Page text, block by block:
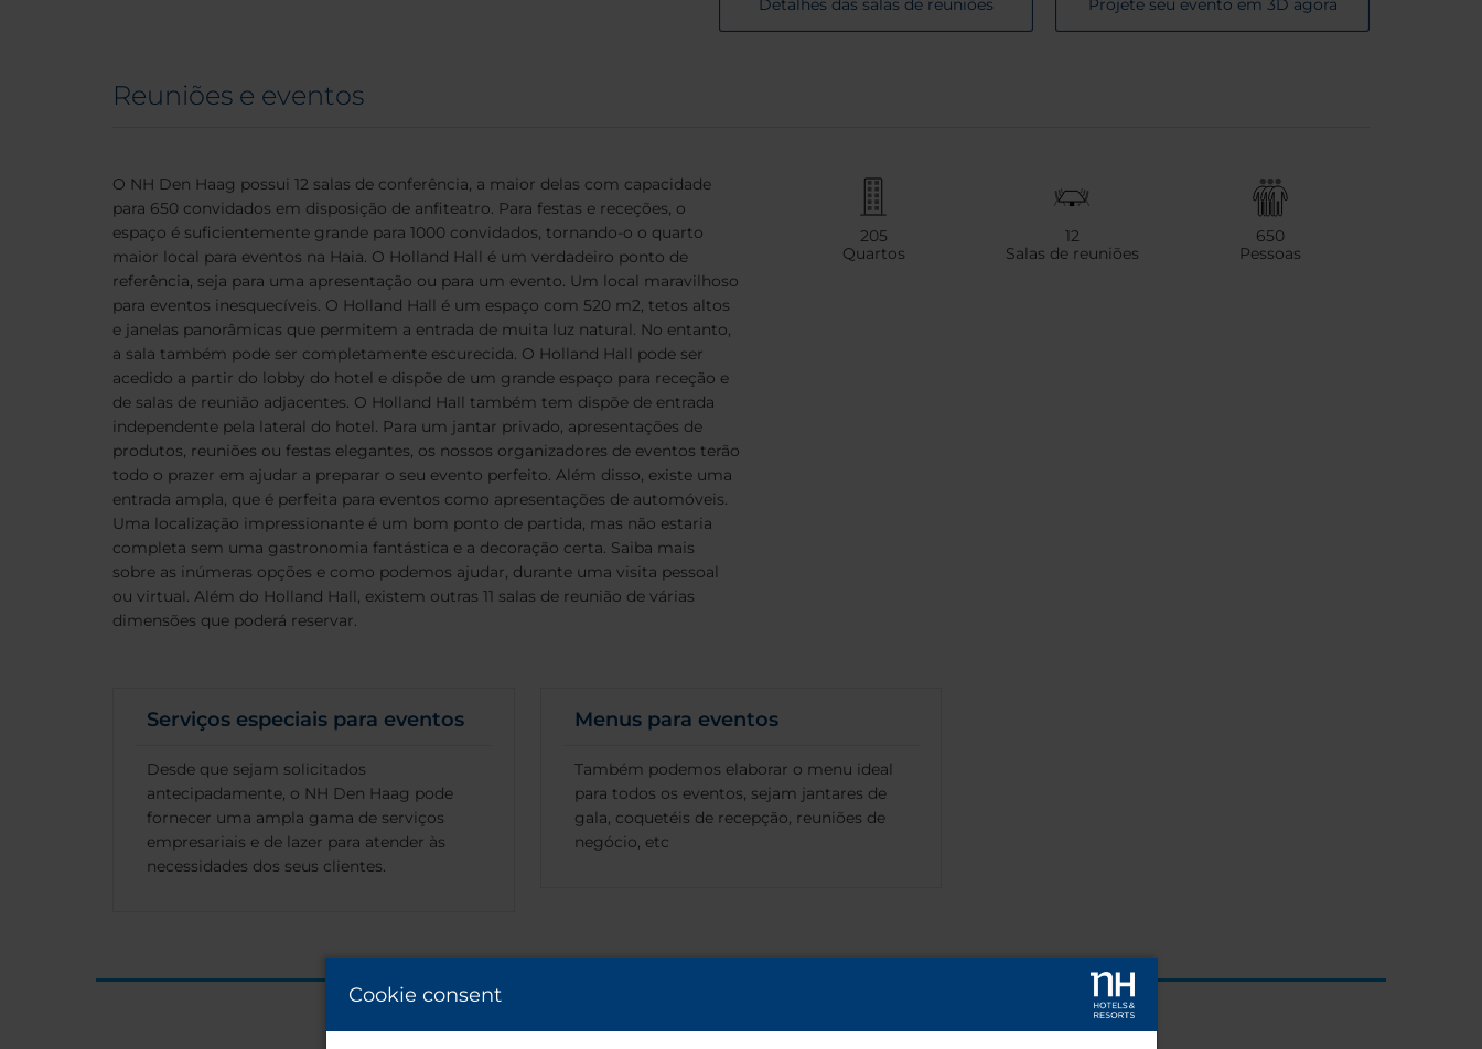
Detalhes das salas de reuniões Projete seu evento em 3D agora
Reuniões e eventos
O NH Den Haag possui 12 salas de conferência, a maior delas com capacidade
para 650 convidados em disposição de anfiteatro. Para festas e receções, o
espaço é suficientemente grande para 1000 convidados, tornando-o o quarto
maior local para eventos na Haia. O Holland Hall é um verdadeiro ponto de
referência, seja para uma apresentação ou para um evento. Um local maravilhoso
para eventos inesquecíveis. O Holland Hall é um espaço com 520 m2, tetos altos
e janelas panorâmicas que permitem a entrada de muita luz natural. No entanto,
a sala também pode ser completamente escurecida. O Holland Hall pode ser
acedido a partir do lobby do hotel e dispõe de um grande espaço para receção e
de salas de reunião adjacentes. O Holland Hall também tem dispõe de entrada
independente pela lateral do hotel. Para um jantar privado, apresentações de
produtos, reuniões ou festas elegantes, os nossos organizadores de eventos terão
todo o prazer em ajudar a preparar o seu evento perfeito. Além disso, existe uma
entrada ampla, que é perfeita para eventos como apresentações de automóveis.
Uma localização impressionante é um bom ponto de partida, mas não estaria
completa sem uma gastronomia fantástica e a decoração certa. Saiba mais
sobre as inúmeras opções e como podemos ajudar, durante uma visita pessoal
ou virtual. Além do Holland Hall, existem outras 11 salas de reunião de várias
dimensões que poderá reservar.
205
Quartos
12
Salas de reuniões
650
Pessoas
Serviços especiais para eventos
Desde que sejam solicitados
antecipadamente, o NH Den Haag pode
fornecer uma ampla gama de serviços
empresariais e de lazer para atender às
necessidades dos seus clientes.
Menus para eventos
Também podemos elaborar o menu ideal
para todos os eventos, sejam jantares de
gala, coquetéis de recepção, reuniões de
negócio, etc
O seu próximo evento de sucesso está a apenas um clique de distância
Cookie consent